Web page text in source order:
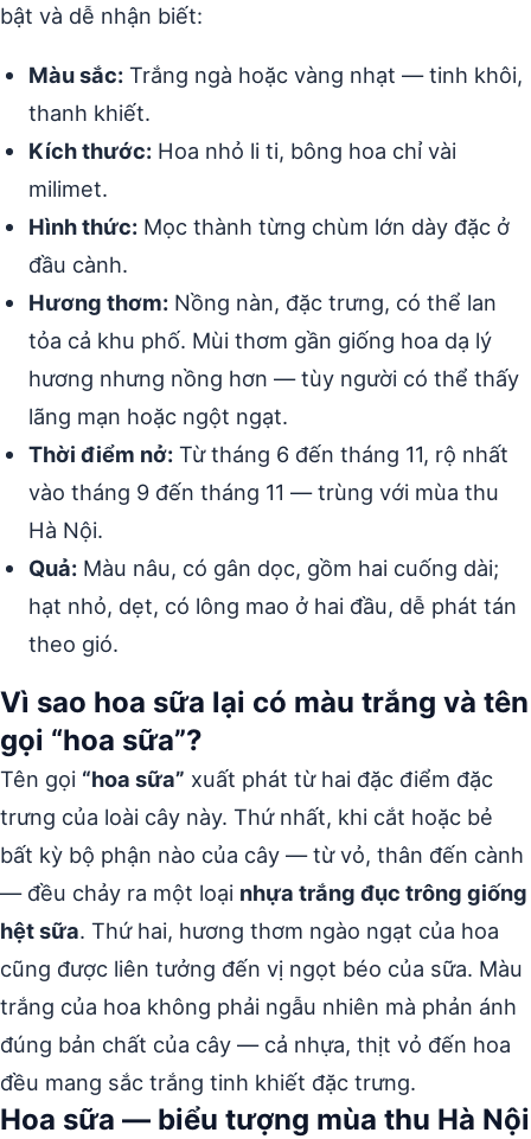
bật và dễ nhận biết:
Màu sắc: Trắng ngà hoặc vàng nhạt — tinh khôi,
thanh khiết.
Kích thước: Hoa nhỏ li ti, bông hoa chỉ vài
milimet.
Hình thức: Mọc thành từng chùm lớn dày đặc ở
đầu cành.
Hương thơm: Nồng nàn, đặc trưng, có thể lan
tỏa cả khu phố. Mùi thơm gần giống hoa dạ lý
hương nhưng nồng hơn — tùy người có thể thấy
lãng mạn hoặc ngột ngạt.
Thời điểm nở: Từ tháng 6 đến tháng 11, rộ nhất
vào tháng 9 đến tháng 11 — trùng với mùa thu
Hà Nội.
Quả: Màu nâu, có gân dọc, gồm hai cuống dài;
hạt nhỏ, dẹt, có lông mao ở hai đầu, dễ phát tán
theo gió.
Vì sao hoa sữa lại có màu trắng và tên
gọi “hoa sữa”?
Tên gọi “hoa sữa” xuất phát từ hai đặc điểm đặc
trưng của loài cây này. Thứ nhất, khi cắt hoặc bẻ
bất kỳ bộ phận nào của cây — từ vỏ, thân đến cành
— đều chảy ra một loại nhựa trắng đục trông giống
hệt sữa. Thứ hai, hương thơm ngào ngạt của hoa
cũng được liên tưởng đến vị ngọt béo của sữa. Màu
trắng của hoa không phải ngẫu nhiên mà phản ánh
đúng bản chất của cây — cả nhựa, thịt vỏ đến hoa
đều mang sắc trắng tinh khiết đặc trưng.
Hoa sữa — biểu tượng mùa thu Hà Nội